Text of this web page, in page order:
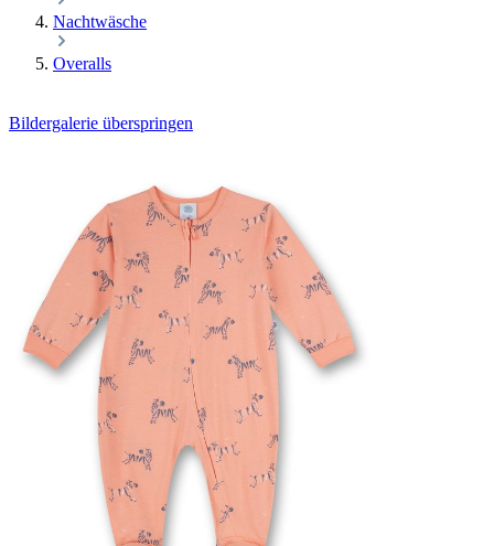
Nachtwäsche
Overalls
Bildergalerie überspringen